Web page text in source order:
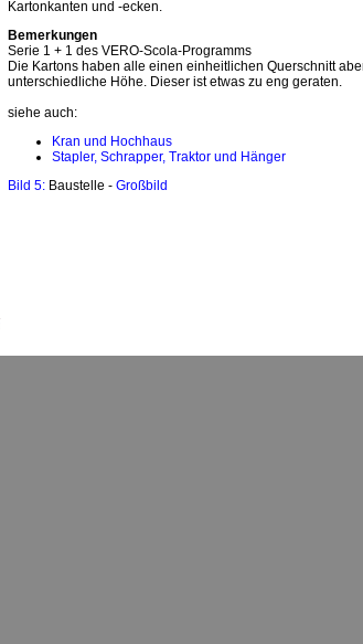
Kartonkanten und -ecken.
Bemerkungen
Serie 1 + 1 des VERO-Scola-Programms
Die Kartons haben alle einen einheitlichen Querschnitt
unterschiedliche Höhe. Dieser ist etwas zu eng geraten.
siehe auch:
Kran und Hochhaus
Stapler, Schrapper, Traktor und Hänger
Bild 5: Baustelle - Großbild